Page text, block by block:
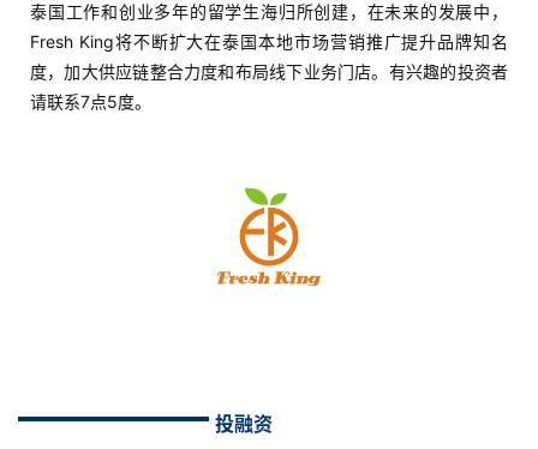
泰国工作和创业多年的留学生海归所创建，在未来的发展中，
Fresh King将不断扩大在泰国本地市场营销推广提升品牌知名
度，加大供应链整合力度和布局线下业务门店。有兴趣的投资者
请联系7点5度。
投融资